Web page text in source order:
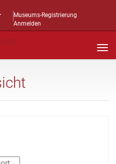
Museums-Registrierung
Anmelden